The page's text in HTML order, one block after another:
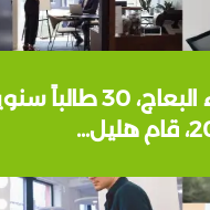
# عاشت ايدك في خطوة تعليمية فريدة،